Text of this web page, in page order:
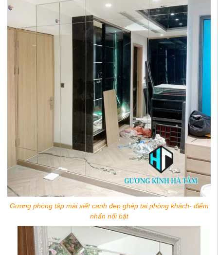
Gương phòng tập mài xiết cạnh đẹp ghép tại phòng khách- điểm
nhấn nổi bật